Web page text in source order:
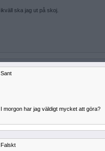
ikväll ska jag ut på skoj.
Sant
I morgon har jag väldigt mycket att göra?
Falskt